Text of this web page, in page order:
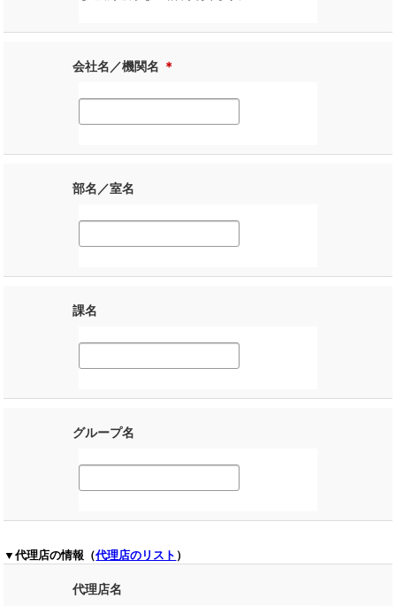
会社名／機関名 ＊
部名／室名
課名
グループ名
▼代理店の情報（代理店のリスト ）
代理店名